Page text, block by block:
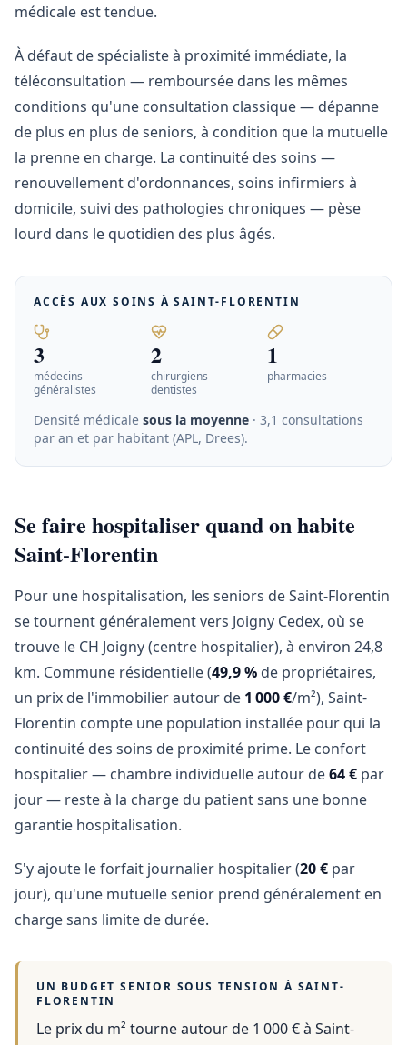
médicale est tendue.
À défaut de spécialiste à proximité immédiate, la
téléconsultation — remboursée dans les mêmes
conditions qu'une consultation classique — dépanne
de plus en plus de seniors, à condition que la mutuelle
la prenne en charge. La continuité des soins —
renouvellement d'ordonnances, soins infirmiers à
domicile, suivi des pathologies chroniques — pèse
lourd dans le quotidien des plus âgés.
ACCÈS AUX SOINS ÀSAINT-FLORENTIN
3
médecins
généralistes
2
chirurgiens-
dentistes
1
pharmacies
Densité médicale sous la moyenne · 3,1 consultations
par an et par habitant (APL, Drees).
Se faire hospitaliser quand on habite
Saint-Florentin
Pour une hospitalisation, les seniors de Saint-Florentin
se tournent généralement vers Joigny Cedex, où se
trouve le CH Joigny (centre hospitalier), à environ 24,8
km. Commune résidentielle (49,9 % de propriétaires,
un prix de l'immobilier autour de 1 000 €/m²), Saint-
Florentin compte une population installée pour qui la
continuité des soins de proximité prime. Le confort
hospitalier — chambre individuelle autour de64 € par
jour — reste à la charge du patient sans une bonne
garantie hospitalisation.
S'y ajoute le forfait journalier hospitalier (20 € par
jour), qu'une mutuelle senior prend généralement en
charge sans limite de durée.
UN BUDGET SENIOR SOUS TENSION À SAINT-
FLORENTIN
Le prix du m² tourne autour de 1 000 €à Saint-